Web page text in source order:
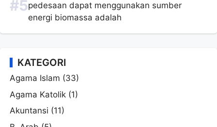
pedesaan dapat menggunakan sumber
energi biomassa adalah
KATEGORI
Agama Islam (33)
Agama Katolik (1)
Akuntansi (11)